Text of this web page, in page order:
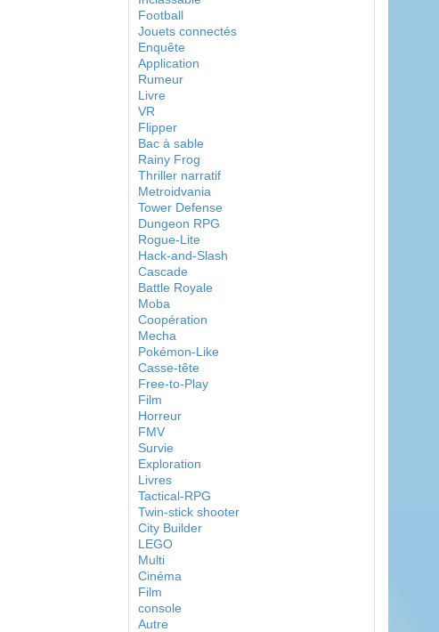
Football
Jouets connectés
Enquête
Application
Rumeur
Livre
VR
Flipper
Bac à sable
Rainy Frog
Thriller narratif
Metroidvania
Tower Defense
Dungeon RPG
Rogue-Lite
Hack-and-Slash
Cascade
Battle Royale
Moba
Coopération
Mecha
Pokémon-Like
Casse-tête
Free-to-Play
Film
Horreur
FMV
Survie
Exploration
Livres
Tactical-RPG
Twin-stick shooter
City Builder
LEGO
Multi
Cinéma
Film
console
Autre